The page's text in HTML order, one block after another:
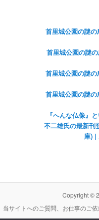
首里城公園の謎の
首里城公園の謎
首里城公園の謎の
首里城公園の謎の
『へんな仏像』
不二雄氏の最新刊
庫) |
Copyright ©
当サイトへのご質問、お仕事のご